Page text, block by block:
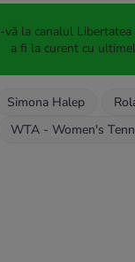
la canalul
a fi la curent cu
Simona Halep
WTA - Women's